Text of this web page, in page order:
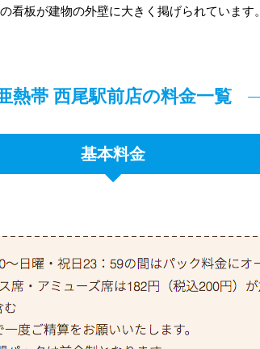
看板が建物の外壁に大きく掲げられています。
熱帯 西尾駅前店の料金一覧
基本料金